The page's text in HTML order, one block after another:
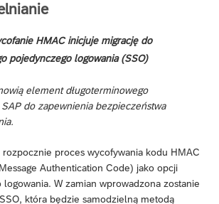
HMAC inicjuje migrację do
pojedynczego logowania (SSO)
element długoterminowego
do zapewnienia bezpieczeństwa
rozpocznie proces wycofywania kodu HMAC
Authentication Code) jako opcji
logowania. W zamian wprowadzona zostanie
SSO, która będzie samodzielną metodą